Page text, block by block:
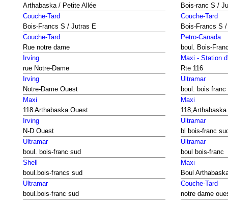
Arthabaska / Petite Allée
Bois-ranc S /
Couche-Tard
Bois-Francs S / Jutras E
Couche-Tard
Bois-Francs S
Couche-Tard
Rue notre dame
Petro-Canada
boul. Bois-
Irving
rue Notre-Dame
Maxi - Station
Rte 116
Irving
Notre-Dame Ouest
Ultramar
boul. bois franc
Maxi
118 Arthabaska Ouest
Maxi
Irving
N-D Ouest
Ultramar
bl bois-franc
Ultramar
boul. bois-franc sud
Ultramar
boul bois-franc
Shell
boul.bois-francs sud
Maxi
Boul
Ultramar
boul.bois-franc sud
Couche-Tard
notre dame